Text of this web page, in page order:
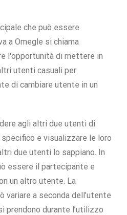
che può essere
a Omegle si chiama
l'opportunità di mettere in
utenti casuali per
di cambiare utente in un
agli altri due utenti di
e visualizzare le loro
due utenti lo sappiano. In
essere il partecipante e
un altro utente. La
variare a seconda dell’utente
prendono durante l’utilizzo